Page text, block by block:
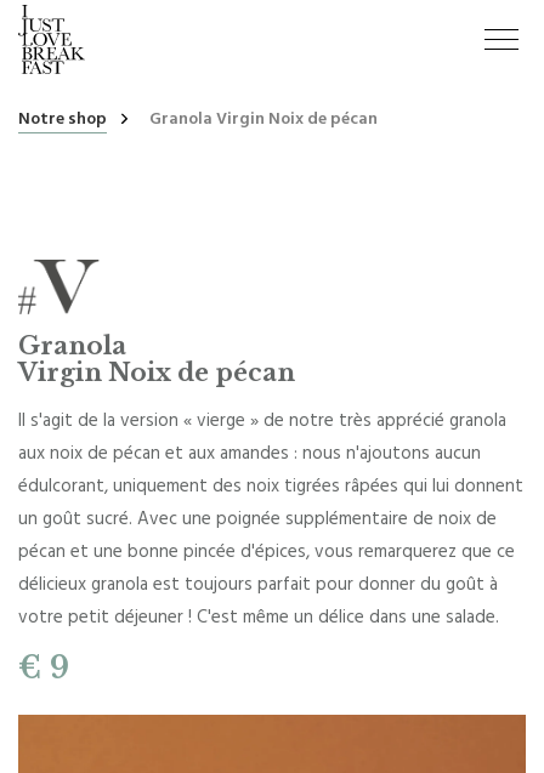
Notre shop Granola Virgin Noix de pécan
Granola
Virgin Noix de pécan
Il s'agit de la version « vierge » de notre très apprécié granola
aux noix de pécan et aux amandes : nous n'ajoutons aucun
édulcorant, uniquement des noix tigrées râpées qui lui donnent
un goût sucré. Avec une poignée supplémentaire de noix de
pécan et une bonne pincée d'épices, vous remarquerez que ce
délicieux granola est toujours parfait pour donner du goût à
votre petit déjeuner ! C'est même un délice dans une salade.
€ 9